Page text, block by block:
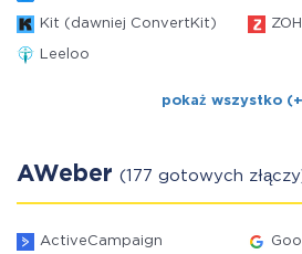
Kit (dawniej ConvertKit)
Leeloo
pokaż wszystko
AWeber (177 gotowych
ActiveCampaign